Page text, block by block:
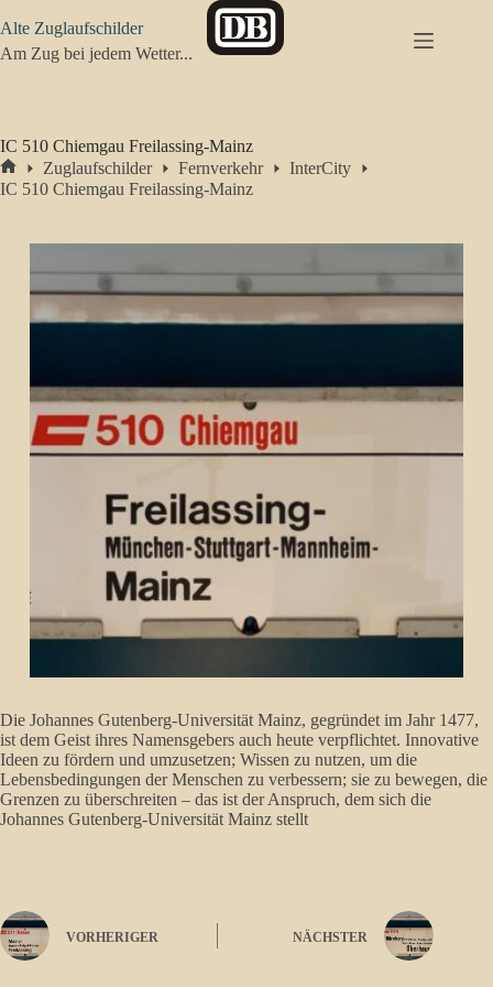
Inhalt
springen
Alte Zuglaufschilder
Am Zug bei jedem Wetter...
IC 510 Chiemgau Freilassing-Mainz
Start
Zuglaufschilder Fernverkehr
InterCity
IC 510 Chiemgau Freilassing-Mainz
Die Johannes Gutenberg-Universität Mainz, gegründet im Jahr 1477,
ist dem Geist ihres Namensgebers auch heute verpflichtet. Innovative
Ideen zu fördern und umzusetzen; Wissen zu nutzen, um die
Lebensbedingungen der Menschen zu verbessern; sie zu bewegen, die
Grenzen zu überschreiten – das ist der Anspruch, dem sich die
Johannes Gutenberg-Universität Mainz stellt
VORHERIGER NÄCHSTER